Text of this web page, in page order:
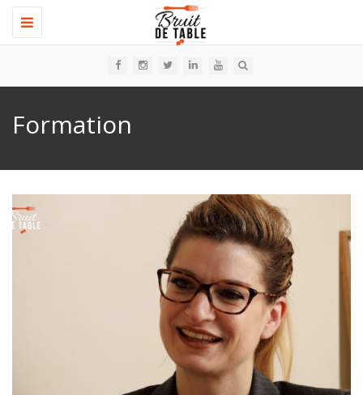
Toggle
navigation
Formation